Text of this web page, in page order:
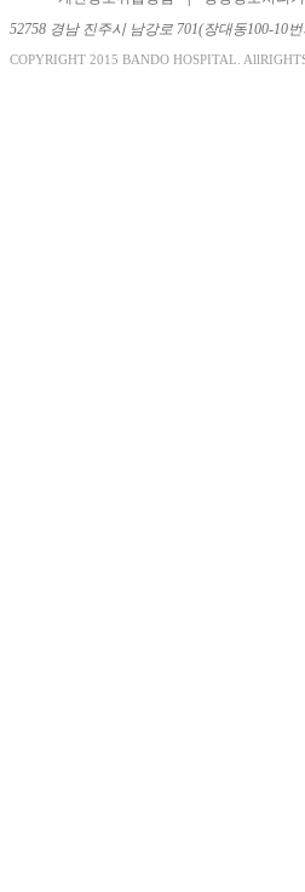
52758 경남 진주시 남강로 701(장대동100-10
COPYRIGHT 2015 BANDO HOSPITAL.